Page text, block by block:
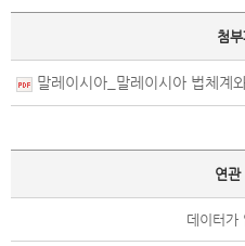
첨
말레이시아_말레이시아 법체계
연관
데이터가